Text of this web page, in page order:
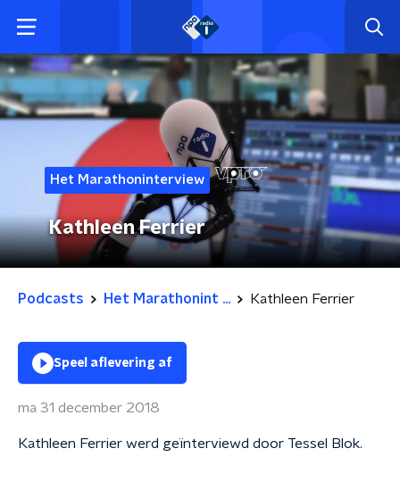
Het Marathoninterview
Kathleen Ferrier
Podcasts Het Marathonint ... Kathleen Ferrier
Speel aflevering af
ma 31 december 2018
Kathleen Ferrier werd geïnterviewd door Tessel Blok.